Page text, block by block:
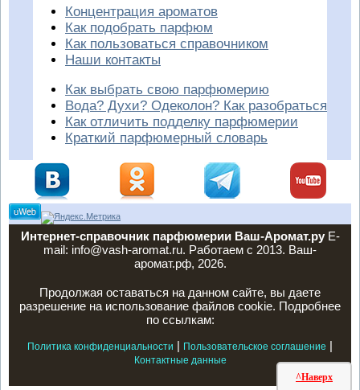
^Наверх
Концентрация ароматов
Как подобрать парфюм
Как пользоваться справочником
Наши контакты
Как выбрать свою парфюмерию
Вода? Духи? Одеколон? Как разобраться
Как отличить подделку парфюмерии
Краткий парфюмерный словарь
Интернет-справочник парфюмерии Ваш-Аромат.руE-
mail: info@vash-aromat.ru. Работаем с 2013. Ваш-
аромат.рф, 2026.
Продолжая оставаться на данном сайте, вы даете
разрешение на использование файлов cookie. Подробнее
по ссылкам:
Политика конфиденциальности | Пользовательское соглашение |
Контактные данные